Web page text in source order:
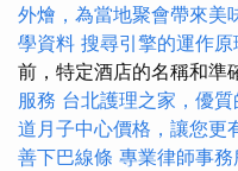
外燴，為當地聚會帶來美
學資料 搜尋引擎的運作原
前，特定酒店的名稱和準
服務 台北護理之家，優
道月子中心價格，讓您更
善下巴線條 專業律師事務